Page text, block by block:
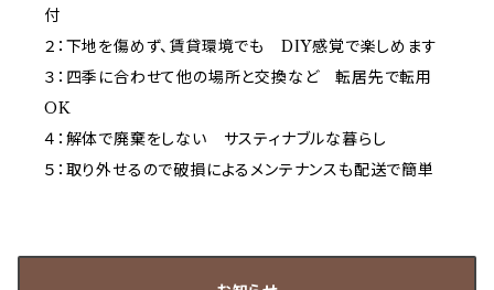
付
２：下地を傷めず、賃貸環境でも DIY感覚で楽しめます
３：四季に合わせて他の場所と交換など 転居先で転用
OK
４：解体で廃棄をしない サスティナブルな暮らし
５：取り外せるので破損によるメンテナンスも配送で簡単